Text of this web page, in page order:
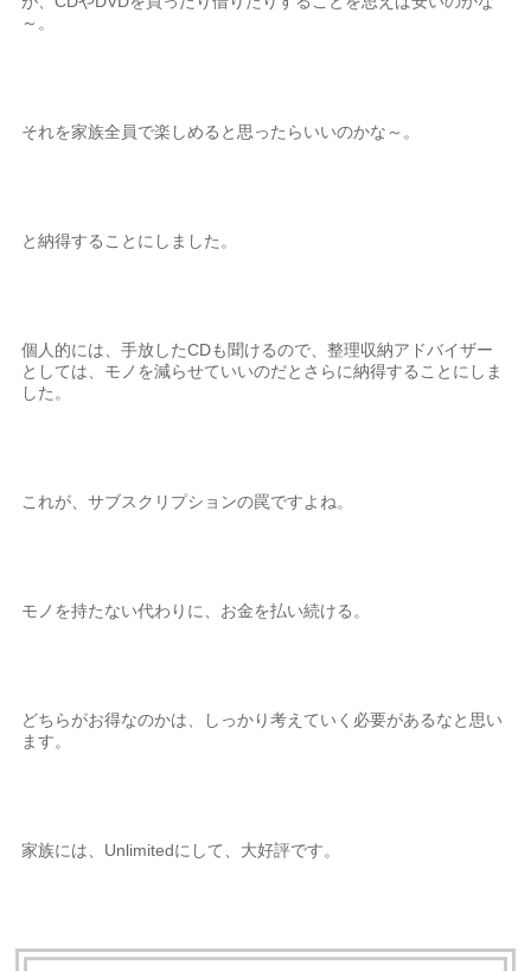
～。
それを家族全員で楽しめると思ったらいいのかな～。
と納得することにしました。
個人的には、手放したCDも聞けるので、整理収納アドバイザー
としては、モノを減らせていいのだとさらに納得することにしま
した。
これが、サブスクリプションの罠ですよね。
モノを持たない代わりに、お金を払い続ける。
どちらがお得なのかは、しっかり考えていく必要があるなと思い
ます。
家族には、Unlimitedにして、大好評です。